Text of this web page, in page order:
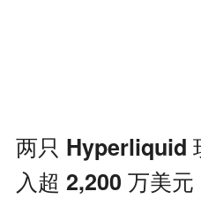
两只 Hyperliquid
入超 2,200 万美元